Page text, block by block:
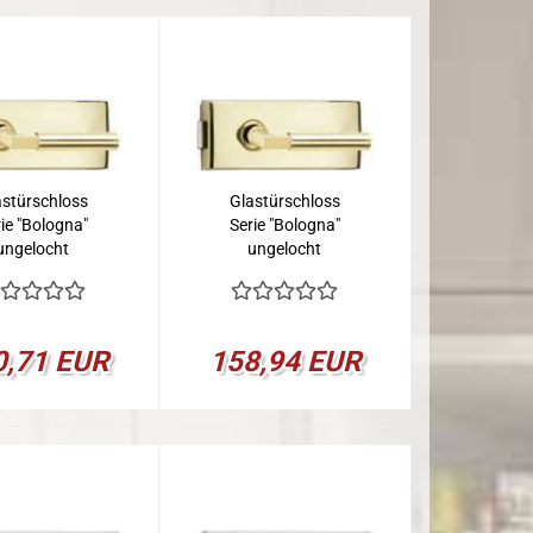
"Bologna"
EUR
Glastürschloss
Serie "Bologna"
ungelocht
158,94 EUR